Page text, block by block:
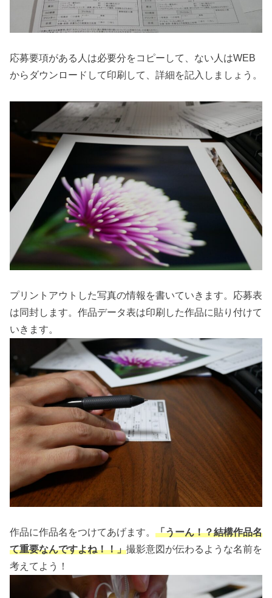
応募要項がある人は必要分をコピーして、ない人はWEB
からダウンロードして印刷して、詳細を記入しましょう。
プリントアウトした写真の情報を書いていきます。応募表
は同封します。作品データ表は印刷した作品に貼り付けて
いきます。
作品に作品名をつけてあげます。 「うーん！？結構作品名
て重要なんですよね！！」撮影意図が伝わるような名前を
考えてよう！